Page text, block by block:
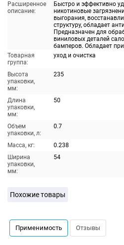
Расширенное
описание:
Быстро и эффективно
никотиновые
выгорания,
структуру, обладает
Предназначен для
виниловых деталей
бамперов. Обладает
Товарная
группа:
уход и очистка
Высота
упаковки,
мм:
235
Длина
упаковки,
мм:
50
Объем
упаковки, л:
0.7
Масса, кг:
0.238
Ширина
упаковки,
мм:
54
Похожие товары
Применимость Отзывы